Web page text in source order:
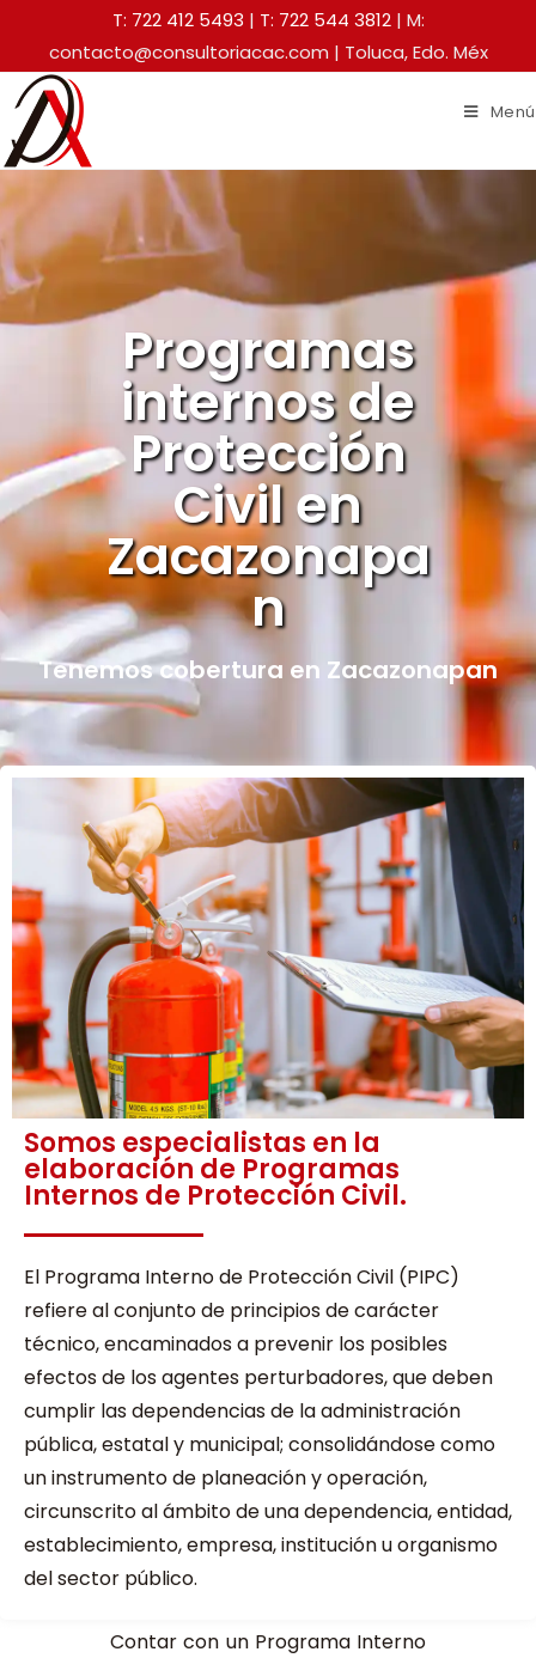
T: 722 412 5493 | T: 722 544 3812| M:
contacto@consultoriacac.com | Toluca, Edo. Méx
Menú
Programas
internos de
Protección
Civil en
Zacazonapa
n
Tenemos cobertura en Zacazonapan
Somos especialistas en la
elaboración de Programas
Internos de Protección Civil.
El Programa Interno de Protección Civil (PIPC)
refiere al conjunto de principios de carácter
técnico, encaminados a prevenir los posibles
efectos de los agentes perturbadores, que deben
cumplir las dependencias de la administración
pública, estatal y municipal; consolidándose como
un instrumento de planeación y operación,
circunscrito al ámbito de una dependencia, entidad,
establecimiento, empresa, institución u organismo
del sector público.
Contar con un Programa Interno